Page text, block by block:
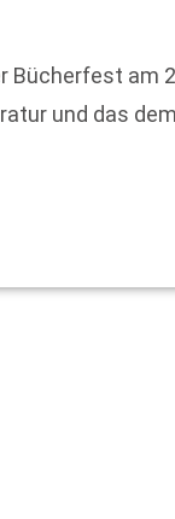
am
und das